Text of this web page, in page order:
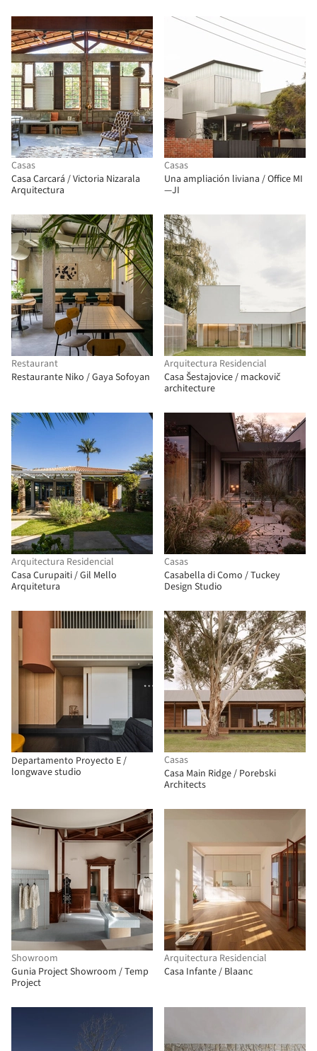
Casas
Casa Carcará / Victoria Nizarala
Arquitectura
Casas
Una ampliación liviana / Office MI
—JI
Restaurant
Restaurante Niko / Gaya Sofoyan
Arquitectura Residencial
Casa Šestajovice / mackovič
architecture
Arquitectura Residencial
Casa Curupaiti / Gil Mello
Arquitetura
Casas
Casabella di Como / Tuckey
Design Studio
Departamento Proyecto E /
longwave studio
Casas
Casa Main Ridge / Porebski
Architects
Showroom
Gunia Project Showroom / Temp
Project
Arquitectura Residencial
Casa Infante / Blaanc